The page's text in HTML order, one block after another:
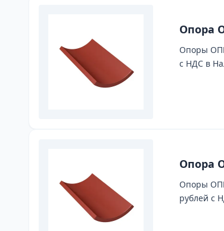
Опора
Опоры
с НДС в
Опора
Опоры
рублей с